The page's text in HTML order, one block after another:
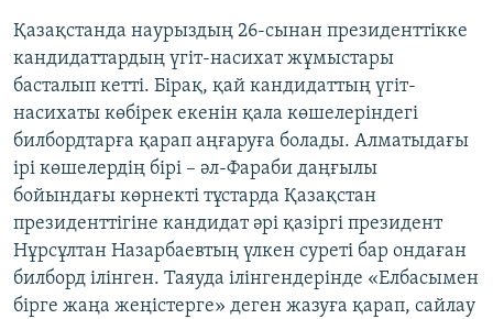
Қазақстанда наурыздың 26-сынан президенттікке
кандидаттардың үгіт-насихат жұмыстары
басталып кетті. Бірақ, қай кандидаттың үгіт-
насихаты көбірек екенін қала көшелеріндегі
билбордтарға қарап аңғаруға болады. Алматыдағы
ірі көшелердің бірі – әл-Фараби даңғылы
бойындағы көрнекті тұстарда Қазақстан
президенттігіне кандидат әрі қазіргі президент
Нұрсұлтан Назарбаевтың үлкен суреті бар ондаған
билборд ілінген. Таяуда ілінгендерінде «Елбасымен
бірге жаңа жеңістерге» деген жазуға қарап, сайлау